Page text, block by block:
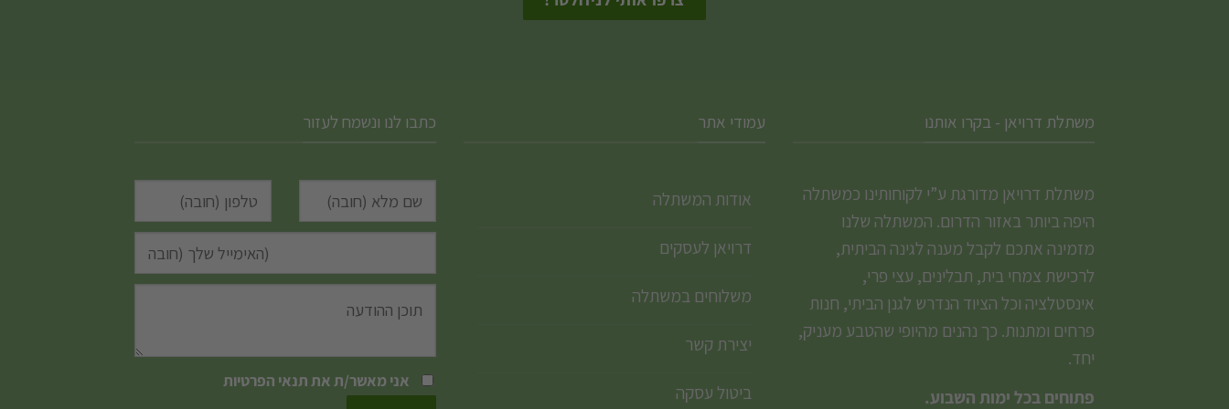
משתלת דרויאן - בקרו אותנו
משתלת דרויאן מדורגת ע”י לקוחותינו כמשתלה
היפה ביותר באזור הדרום. המשתלה שלנו
מזמינה אתכם לקבל מענה לגינה הביתית,
לרכישת צמחי בית, תבלינים, עצי פרי,
אינסטלציה וכל הציוד הנדרש לגנן הביתי, חנות
פרחים ומתנות. כך נהנים מהיופי שהטבע מעניק,
יחד.
פתוחים בכל ימות השבוע.
עמודי אתר
אודות המשתלה
דרויאן לעסקים
משלוחים במשתלה
יצירת קשר
ביטול עסקה
כתבו לנו ונשמח לעזור
אני מאשר/ת אתתנאי הפרטיות